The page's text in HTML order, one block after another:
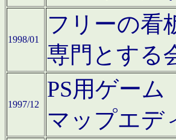
1998/01
フリーの看
専門とする
1997/12
PS用ゲー
マップエデ